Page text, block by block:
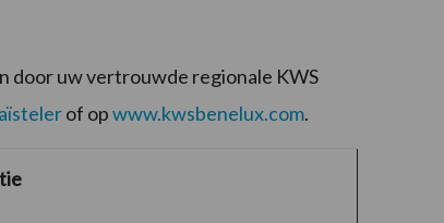
door uw vertrouwde regionale KWS
of opwww.kwsbenelux.com.